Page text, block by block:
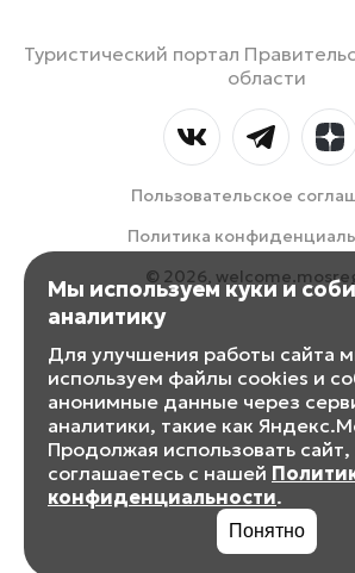
Туристический портал
области
Пользовательское
Политика
© 2026,
Мы используем куки и
аналитику
Для улучшения работы сайта
используем файлы cookies и
анонимные данные через
аналитики, такие как
Продолжая использовать сайт,
соглашаетесь с нашей
конфиденциальности.
Понятно